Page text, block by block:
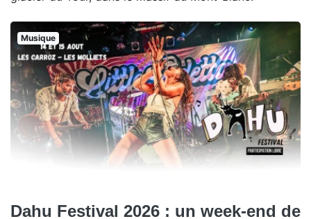
Musique
Dahu Festival 2026 : un week-end de